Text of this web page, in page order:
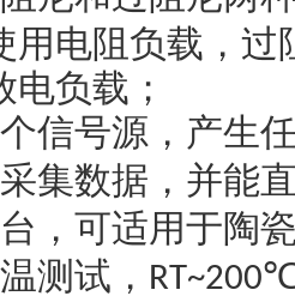
用电阻负载，
负载；
信号源，产生
集数据，并能
，可适用于陶
测试， RT~200